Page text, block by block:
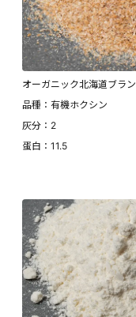
オーガニック北海道ブラン
品種：有機ホクシン
灰分：2
蛋白：11.5